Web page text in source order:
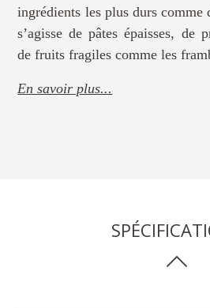
ingrédients les plus durs comme
s’agisse de pâtes épaisses, de
de fruits fragiles comme les
En savoir plus...